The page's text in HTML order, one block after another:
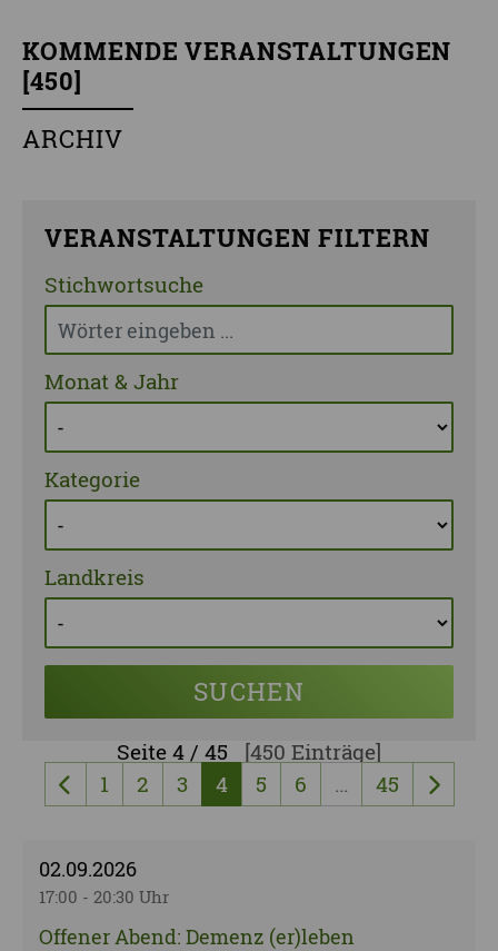
KOMMENDE VERANSTALTUNGEN
[450]
ARCHIV
VERANSTALTUNGEN FILTERN
Stichwortsuche
Monat & Jahr
Kategorie
Landkreis
SUCHEN
Seite 4 / 45
[450 Einträge]
vorherige Seite
1 2 3 4 5 6 … 45
02.09.2026
17:00 - 20:30 Uhr
Offener Abend: Demenz (er)leben